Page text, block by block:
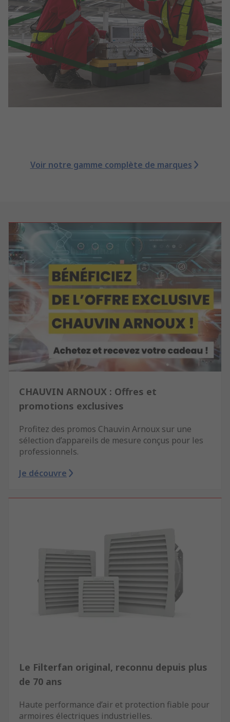
Voir notre gamme complète de marques
CHAUVIN ARNOUX : Offres et
promotions exclusives
Profitez des promos Chauvin Arnoux sur une
sélection d’appareils de mesure conçus pour les
professionnels.
Je découvre
Le Filterfan original, reconnu depuis plus
de 70 ans
Haute performance d’air et protection fiable pour
armoires électriques industrielles.